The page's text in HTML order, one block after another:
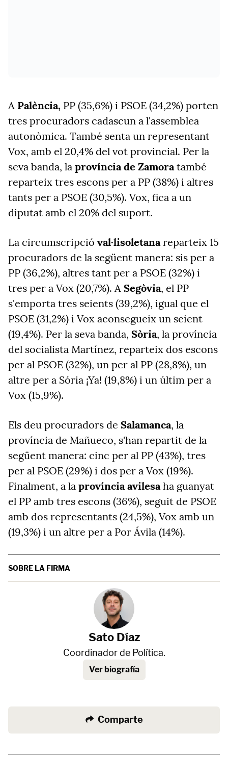
A Palència, PP (35,6%) i PSOE (34,2%) porten
tres procuradors cadascun a l'assemblea
autonòmica. També senta un representant
Vox, amb el 20,4% del vot provincial. Per la
seva banda, la província de Zamoratambé
reparteix tres escons per a PP (38%) i altres
tants per a PSOE (30,5%). Vox, fica a un
diputat amb el 20% del suport.
La circumscripció val·lisoletanareparteix 15
procuradors de la següent manera: sis per a
PP (36,2%), altres tant per a PSOE (32%) i
tres per a Vox (20,7%). A Segòvia, el PP
s'emporta tres seients (39,2%), igual que el
PSOE (31,2%) i Vox aconsegueix un seient
(19,4%). Per la seva banda, Sòria, la província
del socialista Martínez, reparteix dos escons
per al PSOE (32%), un per al PP (28,8%), un
altre per a Sória ¡Ya! (19,8%) i un últim per a
Vox (15,9%).
Els deu procuradors de Salamanca, la
província de Mañueco, s'han repartit de la
següent manera: cinc per al PP (43%), tres
per al PSOE (29%) i dos per a Vox (19%).
Finalment, a la província avilesaha guanyat
el PP amb tres escons (36%), seguit de PSOE
amb dos representants (24,5%), Vox amb un
(19,3%) i un altre per a Por Ávila (14%).
SOBRE LA FIRMA
Sato Díaz
Coordinador de Política.
Ver biografía
Comparte